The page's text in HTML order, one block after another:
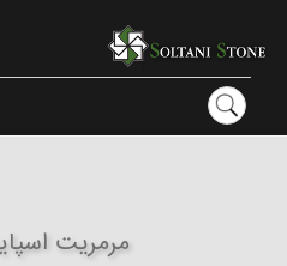
مرمریت